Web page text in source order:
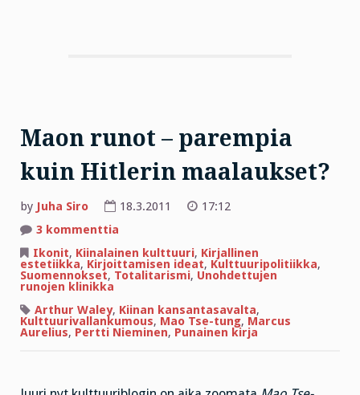
Maon runot – parempia
kuin Hitlerin maalaukset?
by Juha Siro 18.3.2011
17:12
3 kommenttia
runot
–
parempia
maalaukset?
Ikonit, Kiinalainen kulttuuri, Kirjallinen
estetiikka, Kirjoittamisen ideat, Kulttuuripolitiikka,
Suomennokset, Totalitarismi, Unohdettujen
runojen klinikka
Arthur Waley, Kiinan kansantasavalta,
Kulttuurivallankumous, Mao Tse-tung, Marcus
Aurelius, Pertti Nieminen, Punainen kirja